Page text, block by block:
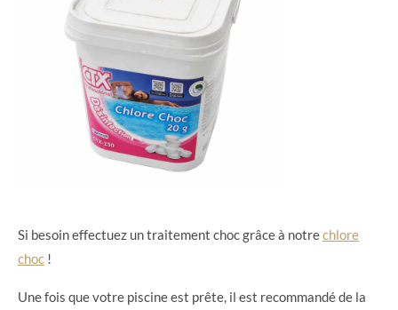
Si besoin effectuez un traitement choc grâce à notrechlore
choc !
Une fois que votre piscine est prête, il est recommandé de la